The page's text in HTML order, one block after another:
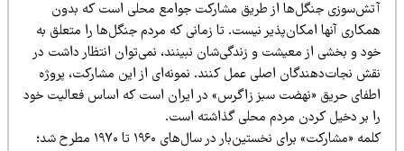
جنگل‌ها از طریق مشارکت جوامع محلی است که بدون
آنها امکان‌پذیر نیست. تا زمانی که مردم جنگل‌ها را متعلق به
و بخشی از معیشت و زندگی‌شان نبینند، نمی‌توان انتظار داشت در
نجات‌دهندگان اصلی عمل کنند. نمونه‌ای از این مشارکت، پروژه
حریق «نهضت سبز زاگرس» در ایران است که اساس فعالیت خود
بر دخیل کردن مردم محلی گذاشته است.
کلمه «مشارکت» برای نخستین‌بار در سال‌های ۱۹۶۰ تا ۱۹۷۰ مطرح شد؛